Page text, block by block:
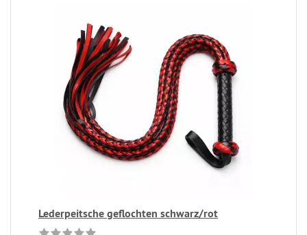
Lederpeitsche geflochten schwarz/rot